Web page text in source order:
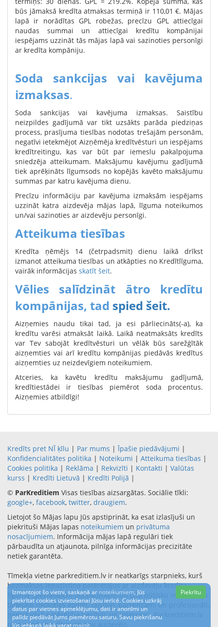
būs jāmaksā kredīta atmaksas termiņā ir 110,01 €. Mājas
lapā ir norādītas GPL robežas, precīzu GPL attiecīgai
naudas summai un attiecīgai kredītu kompānijai
iespējams uzzināt tās mājas lapā vai sazinoties personīgi
ar kredīta kompāniju.
Soda sankcijas vai kavējuma
izmaksas.
Soda sankcijas vai kavējuma izmaksas. Saistību
neizpildes gadījumā var tikt uzsākts parāda piedziņas
process, prasījuma tiesības nodotas trešajām personām,
negatīvi ietekmējot Aizņēmēja kredītvēsturi un iespējams
kredītreitingu, kas var būt par iemeslu pakalpojuma
sniedzēja atteikumam. Maksājumu kavējumu gadījumā
tiek aprēķināts līgumsods no kopējās kavēto maksājumu
summas par katru kavējuma dienu.
Precīzu informāciju par kavējuma izmaksām iespējams
uzzināt katra aizdevēja mājas lapā, līguma noteikumos
un/vai sazinoties ar aizdevēju personīgi.
Atteikuma tiesības
Kredīta ņēmējs 14 (četrpadsmit) dienu laikā drīkst
izmanot atteikuma tiesības un atkāpties no Kredītlīguma,
vairāk informācijas skatīt šeit.
Vēlies salīdzināt ātro kredītu
kompānijas, tad spied šeit.
Aizņemies naudu tikai tad, ja esi pārliecināts(-a), ka
kredītu varēsi atmaksāt laikā. Laikā neatmaksāts kredīts
var Tev sabojāt kredītvēsturi un vēlāk būs sarežģītāk
aizņemties vai arī kredītu kompānijas piedāvās kredītus
aizņemties uz neizdevīgiem noteikumiem.
Atceries, ka kavētu kredītu maksājumu gadījumā,
kredītiestādei ir tiesības piemērot soda procentus.
Aizņemies atbildīgi!
Kredīts pret NĪ ķīlu | Par mums | Īpašie piedāvājumi |
Konfidencialitātes politika | Noteikumi | Atteikuma tiesības |
Cookies politika | Reklāma | Rekvizīti | Kontakti | Valūtas
kurss | Kredīti Lietuvā | Kredīti Polijā |
© ParKreditiem Visas tiesības aizsargātas. Sociālie tīkli:
google+, facebook, twitter, draugiem.
Lietojot šo Mājas lapu Jūs apstiprināt, ka esat izlasījuši un
piekrituši Mājas lapas noteikumiem un privātuma
nosacījumiem. Informācija mājas lapā regulāri tiek
pārbaudīta un atjaunota, pilnīga informācijas precizitāte
netiek garantēta.
Tīmekļa vietne parkreditiem.lv ir neatkarīgs starpnieks, kurš
bezmaksas iepazīstina patērētājus ar aizdevēju kredīta
līguma speciālajiem noteikumiem un citu būtisku informāciju,
tādejādi rīkojoties godīgi, taisnīgi, pārredzami un profesionāli,
ņemot vērā patērētāja tiesības un intereses. Parkreditiem.lv
neizsniedz kredītus un nav aizdevējs.
Izmantojot šo vietni, saskaņā ar noteikumiem, Jūs
piekrītat cookies izvietošanai Jūsu ierīcē. Cookies uzkrāj
datus par vietnes apmeklējumu, dati ir anonīmi un
palīdz piedāvāt Jums piemērotu saturu. Savu piekrišanu
Jūs jebkurā laikā varat mainīt.
Piekrītu